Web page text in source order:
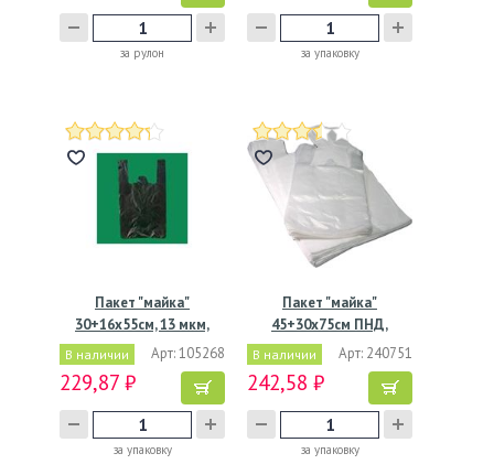
за рулон за упаковку
Пакет "майка"
30+16х55см, 13 мкм,
ЧЁРНЫЙ, ПНД
В наличии Арт: 105268
229,87 ₽
за упаковку
Пакет "майка"
45+30х75см ПНД,
"Белая"
В наличии Арт: 240751
242,58 ₽
за упаковку